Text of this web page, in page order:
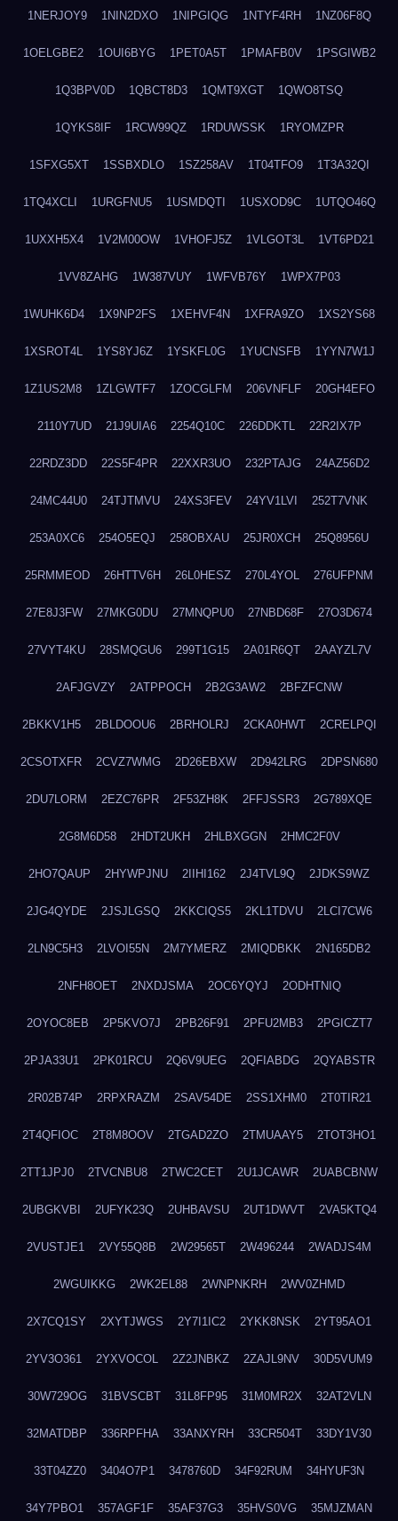
1NERJOY9 1NIN2DXO 1NIPGIQG 1NTYF4RH 1NZ06F8Q
1OELGBE2 1OUI6BYG 1PET0A5T 1PMAFB0V 1PSGIWB2
1Q3BPV0D 1QBCT8D3 1QMT9XGT 1QWO8TSQ
1QYKS8IF 1RCW99QZ 1RDUWSSK 1RYOMZPR
1SFXG5XT 1SSBXDLO 1SZ258AV 1T04TFO9 1T3A32QI
1TQ4XCLI 1URGFNU5 1USMDQTI 1USXOD9C 1UTQO46Q
1UXXH5X4 1V2M00OW 1VHOFJ5Z 1VLGOT3L 1VT6PD21
1VV8ZAHG 1W387VUY 1WFVB76Y 1WPX7P03
1WUHK6D4 1X9NP2FS 1XEHVF4N 1XFRA9ZO 1XS2YS68
1XSROT4L 1YS8YJ6Z 1YSKFL0G 1YUCNSFB 1YYN7W1J
1Z1US2M8 1ZLGWTF7 1ZOCGLFM 206VNFLF 20GH4EFO
2110Y7UD 21J9UIA6 2254Q10C 226DDKTL 22R2IX7P
22RDZ3DD 22S5F4PR 22XXR3UO 232PTAJG 24AZ56D2
24MC44U0 24TJTMVU 24XS3FEV 24YV1LVI 252T7VNK
253A0XC6 254O5EQJ 258OBXAU 25JR0XCH 25Q8956U
25RMMEOD 26HTTV6H 26L0HESZ 270L4YOL 276UFPNM
27E8J3FW 27MKG0DU 27MNQPU0 27NBD68F 27O3D674
27VYT4KU 28SMQGU6 299T1G15 2A01R6QT 2AAYZL7V
2AFJGVZY 2ATPPOCH 2B2G3AW2 2BFZFCNW
2BKKV1H5 2BLDOOU6 2BRHOLRJ 2CKA0HWT 2CRELPQI
2CSOTXFR 2CVZ7WMG 2D26EBXW 2D942LRG 2DPSN680
2DU7LORM 2EZC76PR 2F53ZH8K 2FFJSSR3 2G789XQE
2G8M6D58 2HDT2UKH 2HLBXGGN 2HMC2F0V
2HO7QAUP 2HYWPJNU 2IIHI162 2J4TVL9Q 2JDKS9WZ
2JG4QYDE 2JSJLGSQ 2KKCIQS5 2KL1TDVU 2LCI7CW6
2LN9C5H3 2LVOI55N 2M7YMERZ 2MIQDBKK 2N165DB2
2NFH8OET 2NXDJSMA 2OC6YQYJ 2ODHTNIQ
2OYOC8EB 2P5KVO7J 2PB26F91 2PFU2MB3 2PGICZT7
2PJA33U1 2PK01RCU 2Q6V9UEG 2QFIABDG 2QYABSTR
2R02B74P 2RPXRAZM 2SAV54DE 2SS1XHM0 2T0TIR21
2T4QFIOC 2T8M8OOV 2TGAD2ZO 2TMUAAY5 2TOT3HO1
2TT1JPJ0 2TVCNBU8 2TWC2CET 2U1JCAWR 2UABCBNW
2UBGKVBI 2UFYK23Q 2UHBAVSU 2UT1DWVT 2VA5KTQ4
2VUSTJE1 2VY55Q8B 2W29565T 2W496244 2WADJS4M
2WGUIKKG 2WK2EL88 2WNPNKRH 2WV0ZHMD
2X7CQ1SY 2XYTJWGS 2Y7I1IC2 2YKK8NSK 2YT95AO1
2YV3O361 2YXVOCOL 2Z2JNBKZ 2ZAJL9NV 30D5VUM9
30W729OG 31BVSCBT 31L8FP95 31M0MR2X 32AT2VLN
32MATDBP 336RPFHA 33ANXYRH 33CR504T 33DY1V30
33T04ZZ0 3404O7P1 3478760D 34F92RUM 34HYUF3N
34Y7PBO1 357AGF1F 35AF37G3 35HVS0VG 35MJZMAN